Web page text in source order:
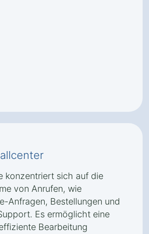
konzentriert sich auf die
von Anrufen, wie
Anfragen, Bestellungen und
Es ermöglicht eine
Bearbeitung